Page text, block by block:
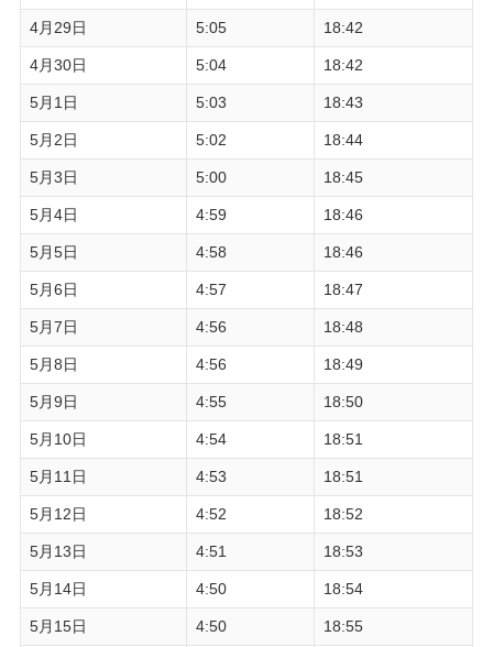
4月29日 5:05 18:42
4月30日 5:04 18:42
5月1日 5:03 18:43
5月2日 5:02 18:44
5月3日 5:00 18:45
5月4日 4:59 18:46
5月5日 4:58 18:46
5月6日 4:57 18:47
5月7日 4:56 18:48
5月8日 4:56 18:49
5月9日 4:55 18:50
5月10日 4:54 18:51
5月11日 4:53 18:51
5月12日 4:52 18:52
5月13日 4:51 18:53
5月14日 4:50 18:54
5月15日 4:50 18:55